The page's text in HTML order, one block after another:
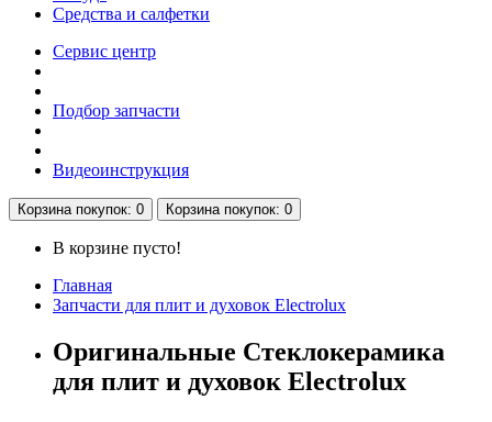
Средства и салфетки
Сервис центр
Подбор запчасти
Видеоинструкция
Корзинапокупок: 0 Корзинапокупок: 0
В корзине пусто!
Главная
Запчасти для плит и духовок Electrolux
Оригинальные Стеклокерамика
для плит и духовок Electrolux